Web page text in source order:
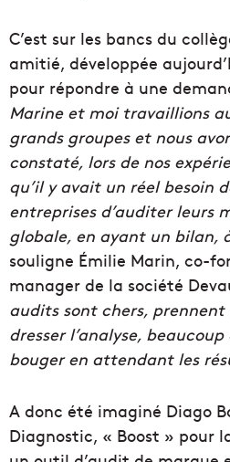
C’est sur les bancs du
amitié, développée
pour répondre à une
Marine et moi travaillions
grands groupes et nous
constaté, lors de nos
qu’il y avait un réel besoin
entreprises d’auditer leurs
globale, en ayant un bilan,
souligne Émilie Marin, co-
manager de la société
audits sont chers,
dresser l’analyse,
bouger en attendant les
A donc été imaginé Diago
Diagnostic, « Boost » pour